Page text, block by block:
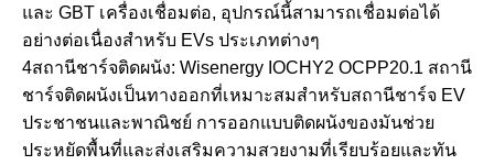
และ GBT เครื่องเชื่อมต่อ, อุปกรณ์นี้สามารถเชื่อมต่อได้
อย่างต่อเนื่องสําหรับ EVs ประเภทต่างๆ
4สถานีชาร์จติดผนัง: Wisenergy IOCHY2 OCPP20.1 สถานี
ชาร์จติดผนังเป็นทางออกที่เหมาะสมสําหรับสถานีชาร์จ EV
ประชาชนและพาณิชย์ การออกแบบติดผนังของมันช่วย
ประหยัดพื้นที่และส่งเสริมความสวยงามที่เรียบร้อยและทัน